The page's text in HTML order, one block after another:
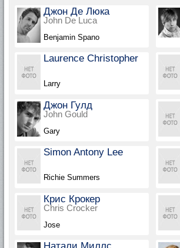
Джон Де Люка
John De Luca
Benjamin Spano
Laurence Christopher
Larry
Джон Гулд
John Gould
Gary
Simon Antony Lee
Richie Summers
Крис Крокер
Chris Crocker
Jose